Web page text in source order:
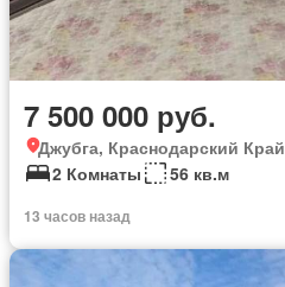
7 500 000 руб.
Джубга, Краснодарский Край
2 Комнаты
56 кв.м
13 часов назад